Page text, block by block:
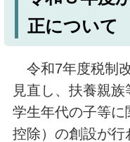
正について
令和7年度税制
見直し、扶養親
学生年代の子等に
控除）の創設が行